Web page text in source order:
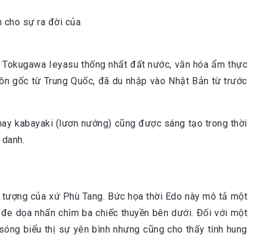
Ieyasu thống nhất đất nước, văn hóa ẩm thực
gốc từ Trung Quốc, đã du nhập vào Nhật Bản từ trước
kabayaki (lươn nướng) cũng được sáng tạo trong thời
của xứ Phù Tang. Bức họa thời Edo này mô tả một
dọa nhấn chìm ba chiếc thuyền bên dưới. Đối với một
biểu thị sự yên bình nhưng cũng cho thấy tính hung